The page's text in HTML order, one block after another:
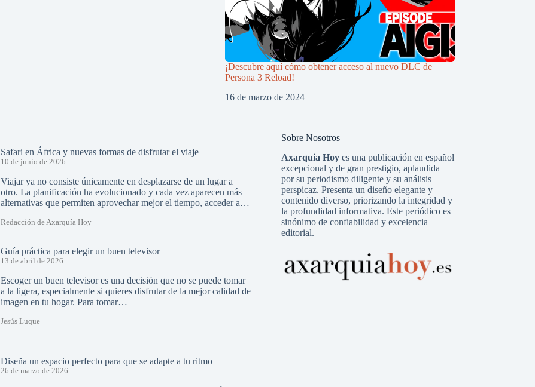
¡Descubre aquí cómo obtener acceso al nuevo DLC de
Persona 3 Reload!
16 de marzo de 2024
Safari en África y nuevas formas de disfrutar el viaje
10 de junio de 2026
Viajar ya no consiste únicamente en desplazarse de un lugar a
otro. La planificación ha evolucionado y cada vez aparecen más
alternativas que permiten aprovechar mejor el tiempo, acceder a…
Redacción de Axarquía Hoy
Guía práctica para elegir un buen televisor
13 de abril de 2026
Escoger un buen televisor es una decisión que no se puede tomar
a la ligera, especialmente si quieres disfrutar de la mejor calidad de
imagen en tu hogar. Para tomar…
Jesús Luque
Diseña un espacio perfecto para que se adapte a tu ritmo
26 de marzo de 2026
Sobre Nosotros
Axarquia Hoyes una publicación en español
excepcional y de gran prestigio, aplaudida
por su periodismo diligente y su análisis
perspicaz. Presenta un diseño elegante y
contenido diverso, priorizando la integridad y
la profundidad informativa. Este periódico es
sinónimo de confiabilidad y excelencia
editorial.